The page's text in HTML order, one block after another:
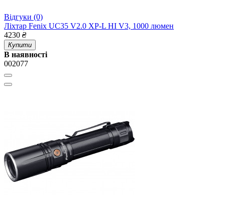
Відгуки (0)
Ліхтар Fenix UC35 V2.0 XP-L HI V3, 1000 люмен
4230 ₴
Купити
В наявності
002077